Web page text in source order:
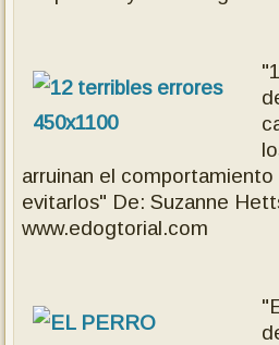
arruinan el
evitarlos" De: Suzanne
www.edogtorial.com